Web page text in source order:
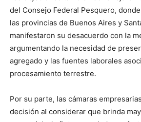
del Consejo Federal Pesquero,
las provincias de Buenos Aires y
manifestaron su desacuerdo con la
argumentando la necesidad de
agregado y las fuentes laborales
procesamiento terrestre.
Por su parte, las cámaras
decisión al considerar que brinda